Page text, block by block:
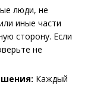
люди, не
иные части
сторону. Если
не
Каждый